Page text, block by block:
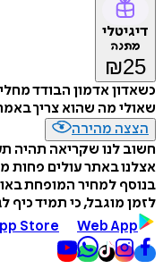
דיגיטלי
מתנה
₪25
כשאדון אדמון הבודד
שאולי מה שהוא צריך
הצצה מהירה
חשוב לנו שקריאה תהיה
אצלנו באתר עולים פחות
בנוסף למחיר המופחת
לזמן מוגבל, כי תמיד כיף
Store Web App